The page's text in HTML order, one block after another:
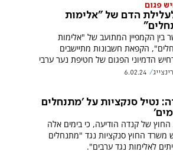
פגום
הדם של "אלימות
בין הקמפיין המתועב של "אלימות
הקפאת חשבונות מתיישבים
הדמיוני הפגום של חטיפת נער ערבי
6.02.24
נטיל סנקציות על 'מתנחלים
של קנדה הודיעה, כי בימים אלה
משרד החוץ סנקציות נגד "מתנחלים
לאלימות נגד ערבים".